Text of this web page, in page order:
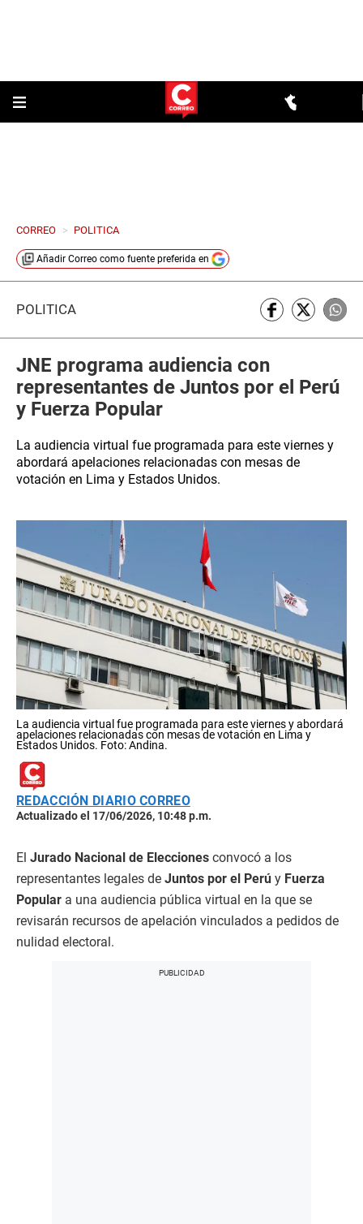
CORREO > POLITICA
Añadir Correo como fuente preferida en
POLÍTICA
JNE programa audiencia con
representantes de Juntos por el Perú
y Fuerza Popular
La audiencia virtual fue programada para este viernes y
abordará apelaciones relacionadas con mesas de
votación en Lima y Estados Unidos.
La audiencia virtual fue programada para este viernes y abordará
apelaciones relacionadas con mesas de votación en Lima y
Estados Unidos. Foto: Andina.
REDACCIÓN DIARIO CORREO
Actualizado el 17/06/2026, 10:48 p.m.
El Jurado Nacional de Elecciones convocó a los
representantes legales de Juntos por el Perú y Fuerza
Popular a una audiencia pública virtual en la que se
revisarán recursos de apelación vinculados a pedidos de
nulidad electoral.